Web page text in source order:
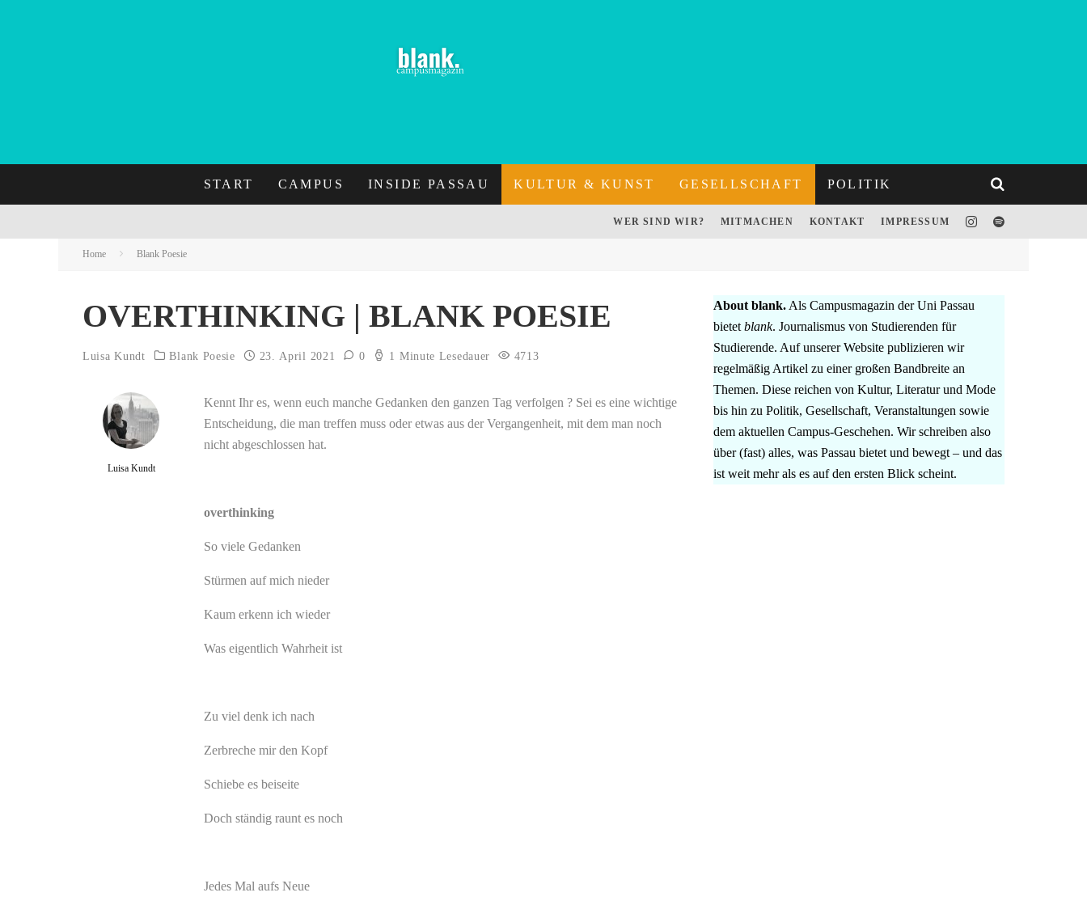
START CAMPUS INSIDE PASSAU KULTUR & KUNST GESELLSCHAFT POLITIK
WER SIND WIR? MITMACHEN KONTAKT IMPRESSUM
Home Blank Poesie
OVERTHINKING | BLANK POESIE
Luisa Kundt Blank Poesie 23. April 2021 0 1 Minute Lesedauer 4713
Luisa Kundt
Kennt Ihr es, wenn euch manche Gedanken den ganzen Tag verfolgen ? Sei es eine wichtige
Entscheidung, die man treffen muss oder etwas aus der Vergangenheit, mit dem man noch
nicht abgeschlossen hat.
overthinking
So viele Gedanken
Stürmen auf mich nieder
Kaum erkenn ich wieder
Was eigentlich Wahrheit ist
Zu viel denk ich nach
Zerbreche mir den Kopf
Schiebe es beiseite
Doch ständig raunt es noch
Jedes Mal aufs Neue
About blank. Als Campusmagazin der Uni Passau
bietet blank. Journalismus von Studierenden für
Studierende. Auf unserer Website publizieren wir
regelmäßig Artikel zu einer großen Bandbreite an
Themen. Diese reichen von Kultur, Literatur und Mode
bis hin zu Politik, Gesellschaft, Veranstaltungen sowie
dem aktuellen Campus-Geschehen. Wir schreiben also
über (fast) alles, was Passau bietet und bewegt – und das
ist weit mehr als es auf den ersten Blick scheint.